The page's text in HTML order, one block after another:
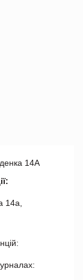
14А
14а,